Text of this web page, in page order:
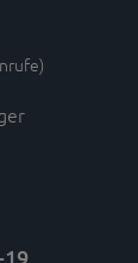
19